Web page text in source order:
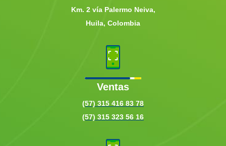
Km. 2 vía Palermo Neiva,
Huila, Colombia
Ventas
(57) 315 416 83 78
(57) 315 323 56 16